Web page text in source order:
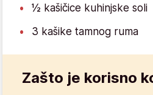
½ kašičice kuhinjske soli
3 kašike tamnog ruma
Zašto je korisno